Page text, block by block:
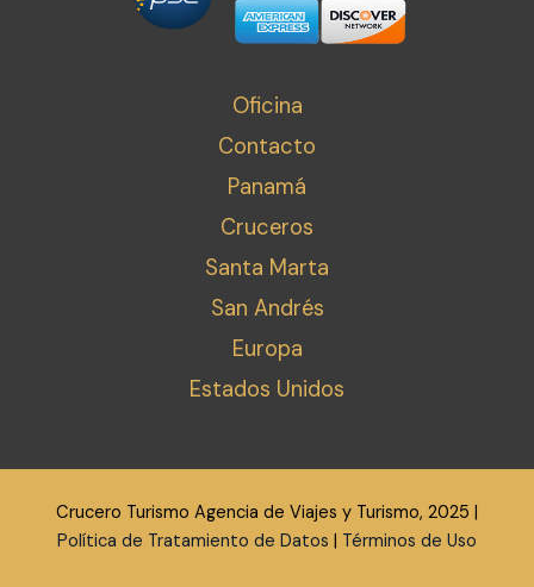
Oficina
Contacto
Panamá
Cruceros
Santa Marta
San Andrés
Europa
Estados Unidos
Crucero Turismo Agencia de Viajes y Turismo, 2025 |
Política de Tratamiento de Datos | Términos de Uso